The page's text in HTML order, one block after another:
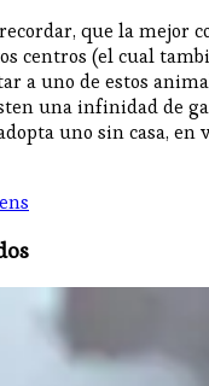
que la mejor
centros (el cual
a uno de estos
una infinidad de
uno sin casa, en